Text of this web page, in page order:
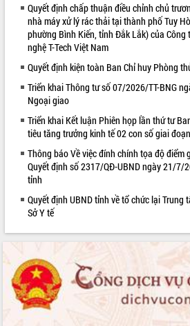
Quyết định chấp thuận điều chỉnh chủ
nhà máy xử lý rác thải tại thành phố Tuy
phường Bình Kiến, tỉnh Đắk Lắk) của Công
nghệ T-Tech Việt Nam
Quyết định kiện toàn Ban Chỉ huy Phòng
Triển khai Thông tư số 07/2026/TT-BNG
Ngoại giao
Triển khai Kết luận Phiên họp lần thứ tư
tiêu tăng trưởng kinh tế 02 con số giai
Thông báo Về việc đính chính tọa độ điểm
Quyết định số 2317/QĐ-UBND ngày 21/7/
tỉnh
Quyết định UBND tỉnh về tổ chức lại Trung
Sở Y tế